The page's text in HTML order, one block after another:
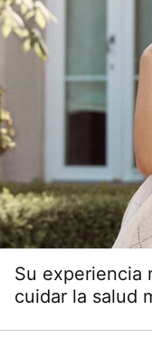
Su experiencia
cuidar la salud